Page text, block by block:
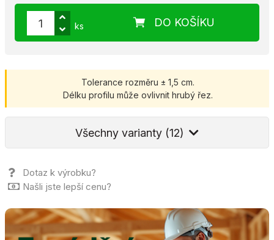
DO KOŠÍKU
ks
Tolerance rozměru ± 1,5 cm.
Délku profilu může ovlivnit hrubý řez.
Všechny varianty (12)
Dotaz k výrobku?
Našli jste lepší cenu?